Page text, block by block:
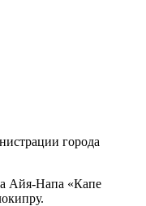
города
Айя-Напа «Капе